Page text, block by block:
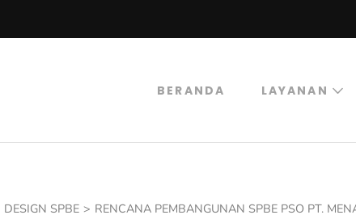
BERANDA LAYANAN
DESIGN SPBE > RENCANA PEMBANGUNAN SPBE PSO PT.